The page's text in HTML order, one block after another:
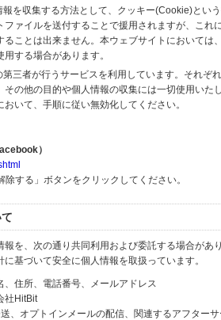
を収集する方法として、クッキー(Cookie)とい
ァイルを送付することで援用されますが、これ
ことは出来ません。本ウェブサイトにおいては
する場合があります。
三者が行うサービスを利用しています。それぞ
の他の目的や個人情報の収集には一切使用いた
いて、手順に従い無効化してください。
）
する」ボタンをクリックしてください。
を、次の通り共同利用および委託する場合があ
基づいて安全に個人情報を取扱っています。
住所、電話番号、メールアドレス
社HitBit
、オプトインメールの配信、関連するアフター